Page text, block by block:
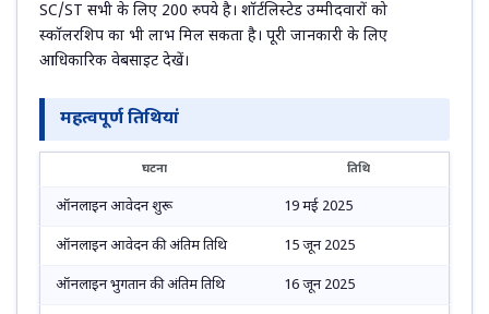
SC/ST सभी के लिए 200 रुपये है। शॉर्टलिस्टेड उम्मीदवारों को
स्कॉलरशिप का भी लाभ मिल सकता है। पूरी जानकारी के लिए
आधिकारिक वेबसाइट देखें।
महत्वपूर्ण तिथियां
घटना तिथि
ऑनलाइन आवेदन शुरू 19 मई 2025
ऑनलाइन आवेदन की अंतिम तिथि 15 जून 2025
ऑनलाइन भुगतान की अंतिम तिथि 16 जून 2025